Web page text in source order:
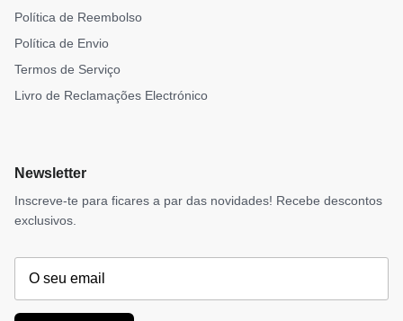
Política de Reembolso
Política de Envio
Termos de Serviço
Livro de Reclamações Electrónico
Newsletter
Inscreve-te para ficares a par das novidades! Recebe descontos
exclusivos.